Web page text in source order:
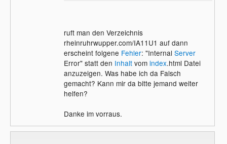
ruft man den Verzeichnis
rheinruhrwupper.com/IA11U1 auf dann
erscheint folgene Fehler: "Internal Server
Error" statt den Inhaltvom index.html Datei
anzuzeigen. Was habe ich da Falsch
gemacht? Kann mir da bitte jemand weiter
helfen?
Danke im vorraus.